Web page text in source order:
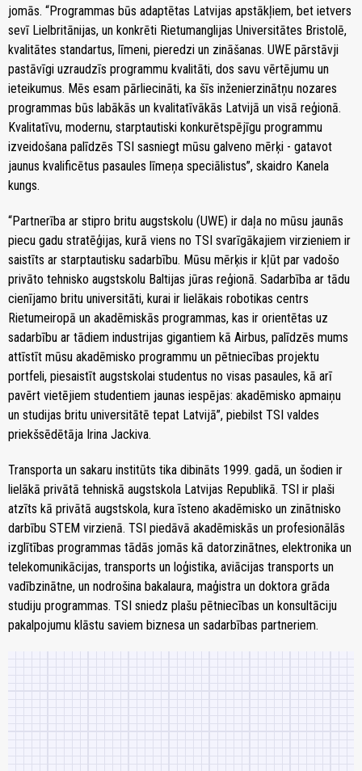
jomās. “Programmas būs adaptētas Latvijas apstākļiem, bet ietvers
sevī Lielbritānijas, un konkrēti Rietumanglijas Universitātes Bristolē,
kvalitātes standartus, līmeni, pieredzi un zināšanas. UWE pārstāvji
pastāvīgi uzraudzīs programmu kvalitāti, dos savu vērtējumu un
ieteikumus. Mēs esam pārliecināti, ka šīs inženierzinātņu nozares
programmas būs labākās un kvalitatīvākās Latvijā un visā reģionā.
Kvalitatīvu, modernu, starptautiski konkurētspējīgu programmu
izveidošana palīdzēs TSI sasniegt mūsu galveno mērķi - gatavot
jaunus kvalificētus pasaules līmeņa speciālistus”, skaidro Kanela
kungs.
“Partnerība ar stipro britu augstskolu (UWE) ir daļa no mūsu jaunās
piecu gadu stratēģijas, kurā viens no TSI svarīgākajiem virzieniem ir
saistīts ar starptautisku sadarbību. Mūsu mērķis ir kļūt par vadošo
privāto tehnisko augstskolu Baltijas jūras reģionā. Sadarbība ar tādu
cienījamo britu universitāti, kurai ir lielākais robotikas centrs
Rietumeiropā un akadēmiskās programmas, kas ir orientētas uz
sadarbību ar tādiem industrijas gigantiem kā Airbus, palīdzēs mums
attīstīt mūsu akadēmisko programmu un pētniecības projektu
portfeli, piesaistīt augstskolai studentus no visas pasaules, kā arī
pavērt vietējiem studentiem jaunas iespējas: akadēmisko apmaiņu
un studijas britu universitātē tepat Latvijā”, piebilst TSI valdes
priekšsēdētāja Irina Jackiva.
Transporta un sakaru institūts tika dibināts 1999. gadā, un šodien ir
lielākā privātā tehniskā augstskola Latvijas Republikā. TSI ir plaši
atzīts kā privātā augstskola, kura īsteno akadēmisko un zinātnisko
darbību STEM virzienā. TSI piedāvā akadēmiskās un profesionālās
izglītības programmas tādās jomās kā datorzinātnes, elektronika un
telekomunikācijas, transports un loģistika, aviācijas transports un
vadībzinātne, un nodrošina bakalaura, maģistra un doktora grāda
studiju programmas. TSI sniedz plašu pētniecības un konsultāciju
pakalpojumu klāstu saviem biznesa un sadarbības partneriem.